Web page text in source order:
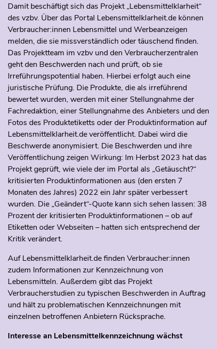
Damit beschäftigt sich das Projekt „Lebensmittelklarheit“
des vzbv. Über das Portal Lebensmittelklarheit.de können
Verbraucher:innen Lebensmittel und Werbeanzeigen
melden, die sie missverständlich oder täuschend finden.
Das Projektteam im vzbv und den Verbraucherzentralen
geht den Beschwerden nach und prüft, ob sie
Irreführungspotential haben. Hierbei erfolgt auch eine
juristische Prüfung. Die Produkte, die als irreführend
bewertet wurden, werden mit einer Stellungnahme der
Fachredaktion, einer Stellungnahme des Anbieters und den
Fotos des Produktetiketts oder der Produktinformation auf
Lebensmittelklarheit.de veröffentlicht. Dabei wird die
Beschwerde anonymisiert. Die Beschwerden und ihre
Veröffentlichung zeigen Wirkung: Im Herbst 2023 hat das
Projekt geprüft, wie viele der im Portal als „Getäuscht?“
kritisierten Produktinformationen aus (den ersten 7
Monaten des Jahres) 2022 ein Jahr später verbessert
wurden. Die „Geändert“-Quote kann sich sehen lassen: 38
Prozent der kritisierten Produktinformationen – ob auf
Etiketten oder Webseiten – hatten sich entsprechend der
Kritik verändert.
Auf Lebensmittelklarheit.de finden Verbraucher:innen
zudem Informationen zur Kennzeichnung von
Lebensmitteln. Außerdem gibt das Projekt
Verbraucherstudien zu typischen Beschwerden in Auftrag
und hält zu problematischen Kennzeichnungen mit
einzelnen betroffenen Anbietern Rücksprache.
Interesse an Lebensmittelkennzeichnung wächst